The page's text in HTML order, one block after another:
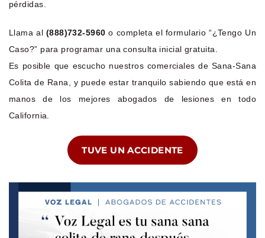
pérdidas.
Llama al (888)732-5960 o completa el formulario “¿Tengo Un
Caso?” para programar una consulta inicial gratuita.
Es posible que escucho nuestros comerciales de Sana-Sana
Colita de Rana, y puede estar tranquilo sabiendo que está en
manos de los mejores abogados de lesiones en todo
California.
TUVE UN ACCIDENTE